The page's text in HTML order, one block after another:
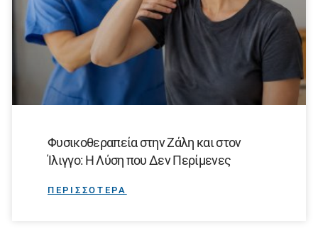
Φυσικοθεραπεία στην Ζάλη και στον
Ίλιγγο: Η Λύση που Δεν Περίμενες
ΠΕΡΙΣΣΟΤΕΡΑ